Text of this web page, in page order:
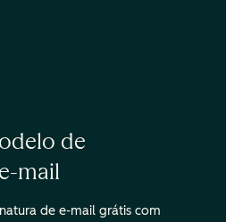
de
mail
de e-mail grátis com